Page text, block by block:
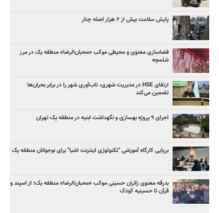
پایش سلامت بیش از ۲ هزار اصله چنار
فضاسازی معنوی و محیطی موکب «محبان‌الرضا» منطقه یک در مرز
شلمچه
ارتقای HSE در مدیریت شهری، تاب‌آوری شهر را در برابر بحران‌ها
تضمین می‌کند
اجرای ۹ پروژه بهسازی و نگهداشت ابنیه در منطقه یک تهران
برپایی کارگاه آموزشی "تکنولوژی اینترنت اشیا" برای نوجوانان منطقه یک
بدرقه معنوی زائران حسینی موکب «محبان‌الرضا» منطقه یک؛ از اسپند و
قرآن تا حسینیه کودک